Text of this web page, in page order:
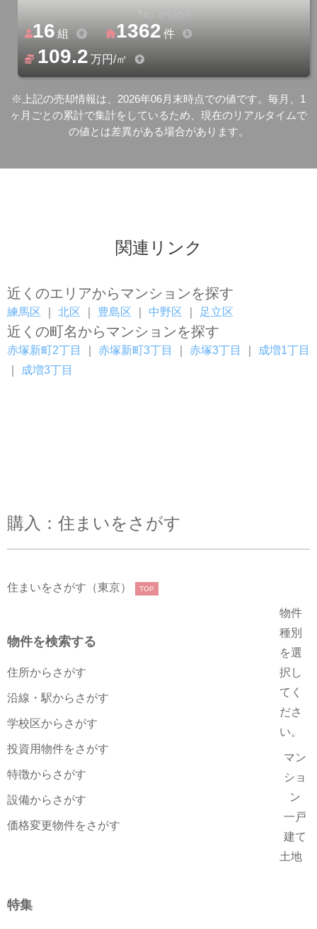
16組 1362件
109.2 万円/㎡
※上記の売却情報は、2026年06月末時点での値です。毎月、1
ヶ月ごとの累計で集計をしているため、現在のリアルタイムで
の値とは差異がある場合があります。
関連リンク
近くのエリアからマンションを探す
練馬区 北区 豊島区 中野区 足立区
近くの町名からマンションを探す
赤塚新町2丁目 赤塚新町3丁目 赤塚3丁目
成増1丁目
成増3丁目
購入：住まいをさがす
住まいをさがす（東京） TOP
物件を検索する
住所からさがす
沿線・駅からさがす
学校区からさがす
投資用物件をさがす
特徴からさがす
設備からさがす
価格変更物件をさがす
物件
種別
を選
択し
てく
ださ
い。
マン
ショ
ン
一戸
建て
土地
特集